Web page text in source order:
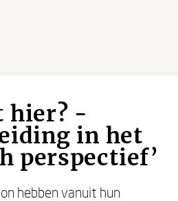
hier? -
in het
perspectief’
hebben vanuit hun